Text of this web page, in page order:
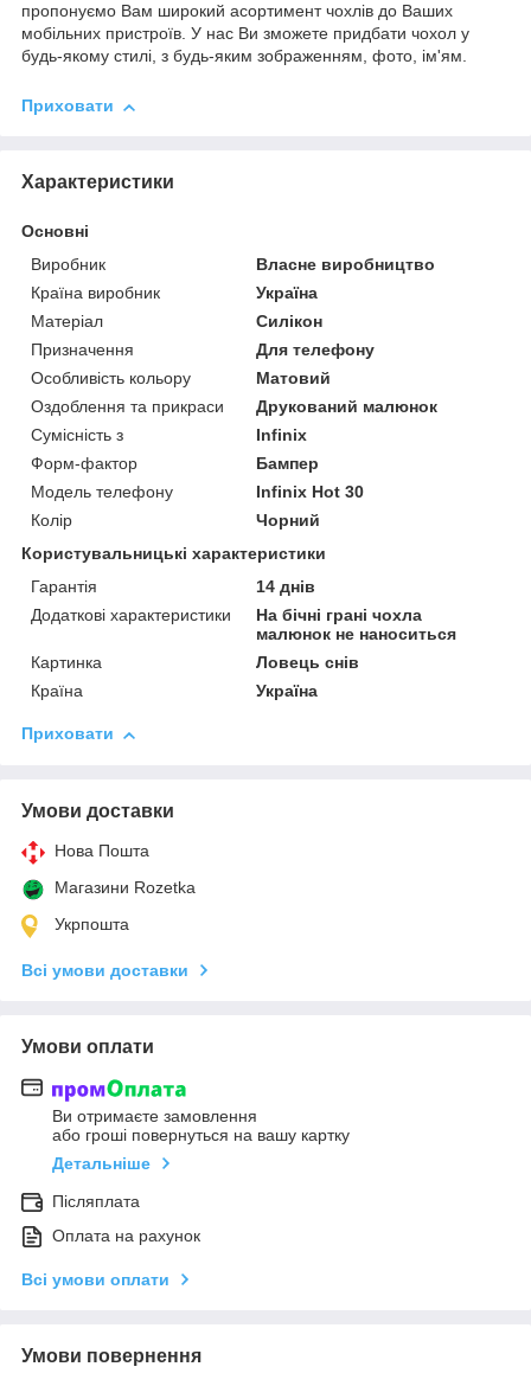
пропонуємо Вам широкий асортимент чохлів до Ваших
мобільних пристроїв. У нас Ви зможете придбати чохол у
будь-якому стилі, з будь-яким зображенням, фото, ім'ям.
Приховати
Характеристики
Основні
Виробник
Власне виробництво
Країна виробник
Україна
Матеріал
Силікон
Призначення
Для телефону
Особливість кольору
Матовий
Оздоблення та прикраси
Друкований малюнок
Сумісність з
Infinix
Форм-фактор
Бампер
Модель телефону
Infinix Hot 30
Колір
Чорний
Користувальницькі характеристики
Гарантія
14 днів
Додаткові характеристики
На бічні грані чохла
малюнок не наноситься
Картинка
Ловець снів
Країна
Україна
Приховати
Умови доставки
Нова Пошта
Магазини Rozetka
Укрпошта
Всі умови доставки
Умови оплати
Ви отримаєте замовлення
або гроші повернуться на вашу картку
Детальніше
Післяплата
Оплата на рахунок
Всі умови оплати
Умови повернення